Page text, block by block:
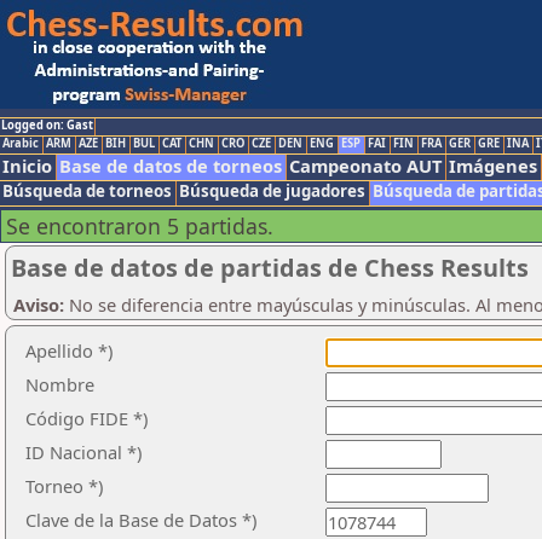
Logged on: Gast
Arabic ARM AZE BIH BUL CAT CHN CRO CZE DEN ENG ESP FAI FIN FRA GER GRE INA
Inicio Base de datos de torneos Campeonato AUT Imágenes
Búsqueda de torneos Búsqueda de jugadores Búsqueda de
Se encontraron 5 partidas.
Base de datos de partidas de Chess Results
Aviso: No se diferencia entre mayúsculas y minúsculas. Al
Apellido *)
Nombre
Código FIDE *)
ID Nacional *)
Torneo *)
Clave de la Base de Datos *)